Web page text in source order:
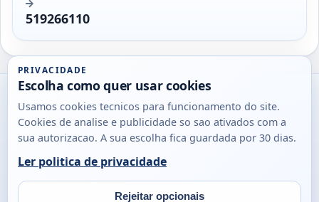
519266110
Utils
DB
Consultas
para
cidadaos,
SobrePrivacidade
Campos
PRIVACIDADE
Escolha como quer usar cookies
Usamos cookies tecnicos para funcionamento do site.
Cookies de analise e publicidade so sao ativados com a
sua autorizacao. A sua escolha fica guardada por 30 dias.
Ler politica de privacidade
Rejeitar opcionais